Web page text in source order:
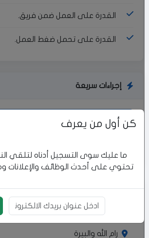
القدرة على العمل ضمن فريق.
القدرة على تحمل ضغط العمل.
إجراءات سريعة
رام الله والبيرة
كن أول من يعرف
ما عليك سوى التسجيل أدناه لتلقي
تحتوي على أحدث الوظائف والإعلانات
بريد الالكتروني